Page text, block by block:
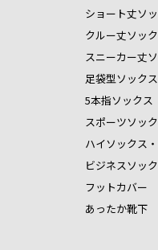
ショート丈ソ
クルー丈ソッ
スニーカー丈
足袋型ソックス
5本指ソックス
スポーツソッ
ハイソックス
ビジネスソッ
フットカバー
あったか靴下